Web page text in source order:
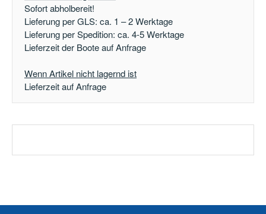
Sofort abholbereit!
Lieferung per GLS: ca. 1 – 2 Werktage
Lieferung per Spedition: ca. 4-5 Werktage
Lieferzeit der Boote auf Anfrage
Wenn Artikel nicht lagernd ist
Lieferzeit auf Anfrage